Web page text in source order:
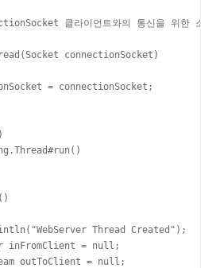
클라이언트와의 통신을 위한 소켓
connectionSocket)
= connectionSocket;
Thread Created");
inFromClient = null;
outToClient = null;